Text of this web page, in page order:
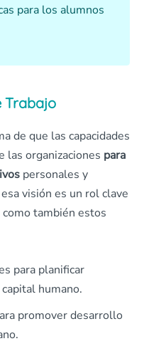
para los alumnos
Trabajo
de que las capacidades
las organizaciones para
personales y
visión es un rol clave
también estos
para planificar
humano.
promover desarrollo